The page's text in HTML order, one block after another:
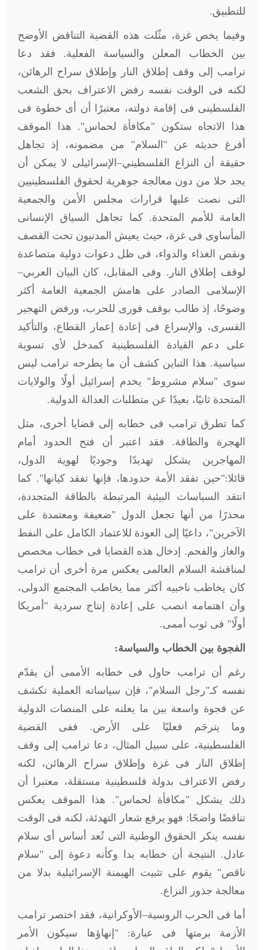
للتطبيق.
وفيما يخص غزة، مثّلت هذه القضية التناقض الأوضح
بين الخطاب المعلن والسياسة الفعلية. فقد دعا
ترامب إلى وقف إطلاق النار وإطلاق سراح الرهائن،
لكنه فى الوقت نفسه رفض الاعتراف بحق الشعب
الفلسطينى فى إقامة دولته، معتبرًا أن أى خطوة فى
هذا الاتجاه ستكون "مكافأة لحماس". هذا الموقف
أفرغ حديثه عن "السلام" من مضمونه، إذ تجاهل
حقيقة أن النزاع الفلسطيني–الإسرائيلى لا يمكن أن
يجد حلا من دون معالجة جوهرية لحقوق الفلسطينيين
التى نصت عليها قرارات مجلس الأمن والجمعية
العامة للأمم المتحدة. كما تجاهل السياق الإنسانى
المأساوى فى غزة، حيث يعيش المدنيون تحت القصف
ونقص الغذاء والدواء، فى ظل دعوات دولية متصاعدة
لوقف إطلاق النار. وفى المقابل، كان البيان العربي–
الإسلامى الصادر على هامش الجمعية العامة أكثر
وضوحًا، إذ طالب بوقف فورى للحرب، ورفض التهجير
القسرى، والإسراع فى إعادة إعمار القطاع، والتأكيد
على دعم القيادة الفلسطينية كمدخل لأى تسوية
سياسية. هذا التباين كشف أن ما يطرحه ترامب ليس
سوى "سلام مشروط" يخدم إسرائيل أولًا والولايات
المتحدة ثانيًا، بعيدًا عن متطلبات العدالة الدولية.
كما تطرق ترامب فى خطابه إلى قضايا أخرى، مثل
الهجرة والطاقة. فقد اعتبر أن فتح الحدود أمام
المهاجرين يشكل تهديدًا وجوديًا لهوية الدول،
قائلا:"حين تفقد الأمة حدودها، فإنها تفقد كيانها". كما
انتقد السياسات البيئية المرتبطة بالطاقة المتجددة،
محذرًا من أنها تجعل الدول "ضعيفة ومعتمدة على
الآخرين"، داعيًا إلى العودة للاعتماد الكامل على النفط
والغاز والفحم. إدخال هذه القضايا فى خطاب مخصص
لمناقشة السلام العالمى يعكس مرة أخرى أن ترامب
كان يخاطب ناخبيه أكثر مما يخاطب المجتمع الدولى،
وأن اهتمامه انصب على إعادة إنتاج سردية "أمريكا
أولًا" فى ثوب أممى.
الفجوة بين الخطاب والسياسة:
رغم أن ترامب حاول فى خطابه الأممى أن يقدّم
نفسه كـ"رجل السلام"، فإن سياساته العملية تكشف
عن فجوة واسعة بين ما يعلنه على المنصات الدولية
وما يترجَم فعليًا على الأرض. ففى القضية
الفلسطينية، على سبيل المثال، دعا ترامب إلى وقف
إطلاق النار فى غزة وإطلاق سراح الرهائن، لكنه
رفض الاعتراف بدولة فلسطينية مستقلة، معتبرا أن
ذلك يشكل "مكافأة لحماس". هذا الموقف يعكس
تناقضًا واضحًا: فهو يرفع شعار التهدئة، لكنه فى الوقت
نفسه ينكر الحقوق الوطنية التى تُعد أساس أى سلام
عادل. النتيجة أن خطابه بدا وكأنه دعوة إلى "سلام
ناقص" يقوم على تثبيت الهيمنة الإسرائيلية بدلا من
معالجة جذور النزاع.
أما فى الحرب الروسية–الأوكرانية، فقد اختصر ترامب
الأزمة برمتها فى عبارة: "إنهاؤها سيكون الأمر